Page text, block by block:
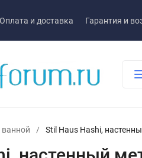
Оплата и доставка Гарантия и
/ Stil Haus Hashi,